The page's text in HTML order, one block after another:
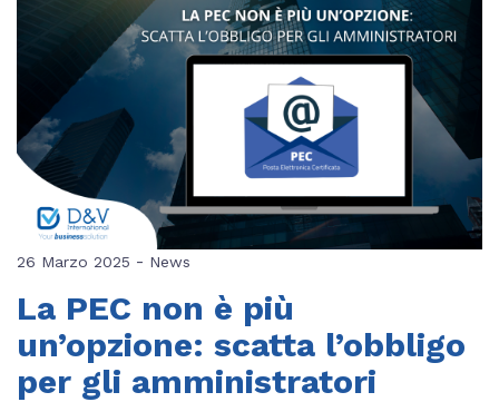
26 Marzo 2025 - News
La PEC non è più
un’opzione: scatta l’obbligo
per gli amministratori